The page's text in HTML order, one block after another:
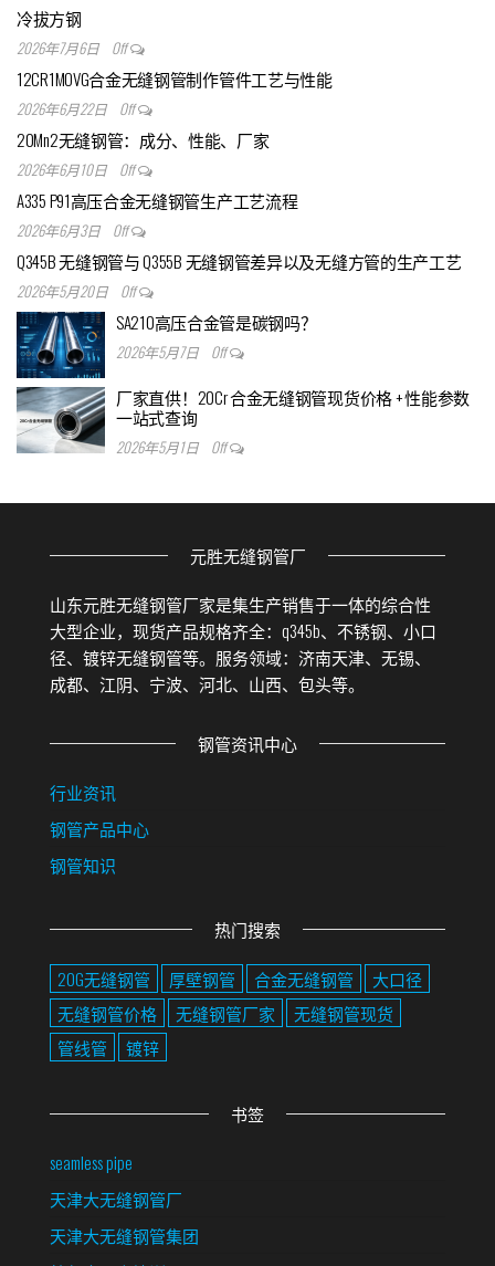
冷拔方钢
2026年7月6日 Off
12CR1MOVG合金无缝钢管制作管件工艺与性能
2026年6月22日 Off
20Mn2无缝钢管：成分、性能、厂家
2026年6月10日 Off
A335 P91高压合金无缝钢管生产工艺流程
2026年6月3日 Off
Q345B 无缝钢管与 Q355B 无缝钢管差异以及无缝方管的生产工艺
2026年5月20日 Off
SA210高压合金管是碳钢吗？
2026年5月7日 Off
厂家直供！20Cr 合金无缝钢管现货价格 + 性能参数
一站式查询
2026年5月1日 Off
元胜无缝钢管厂
山东元胜无缝钢管厂家是集生产销售于一体的综合性
大型企业，现货产品规格齐全：q345b、不锈钢、小口
径、镀锌无缝钢管等。服务领域：济南天津、无锡、
成都、江阴、宁波、河北、山西、包头等。
钢管资讯中心
行业资讯
钢管产品中心
钢管知识
热门搜索
20G无缝钢管 厚壁钢管 合金无缝钢管
大口径
无缝钢管价格
无缝钢管厂家
无缝钢管现货
管线管
镀锌
书签
seamless pipe
天津大无缝钢管厂
天津大无缝钢管集团